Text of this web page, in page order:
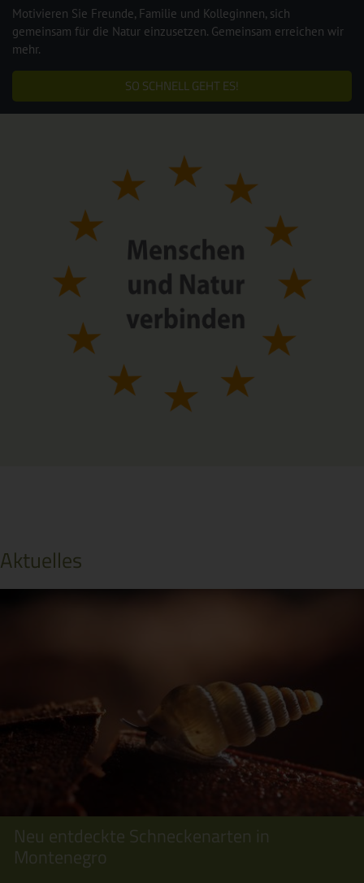
Motivieren Sie Freunde, Familie und Kolleginnen, sich
gemeinsam für die Natur einzusetzen. Gemeinsam erreichen wir
mehr.
SO SCHNELL GEHT ES!
Aktuelles
Neu entdeckte Schneckenarten in
Montenegro